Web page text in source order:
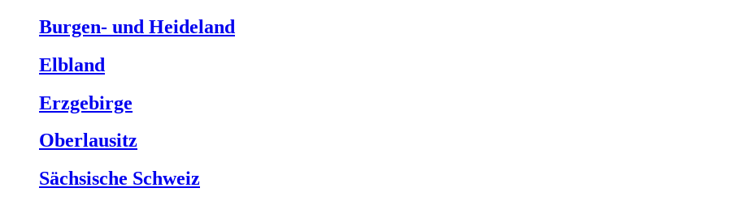
Burgen- und Heideland
Elbland
Erzgebirge
Oberlausitz
Sächsische Schweiz